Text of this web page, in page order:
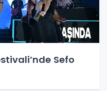
Sefo